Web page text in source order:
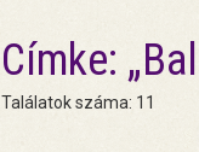
Címke:
Találatok száma: 11